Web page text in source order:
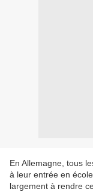
En Allemagne, tous
à leur entrée en
largement à rendre